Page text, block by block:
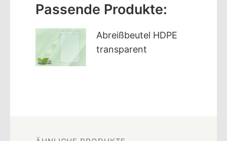
Passende Produkte:
Abreißbeutel HDPE
transparent